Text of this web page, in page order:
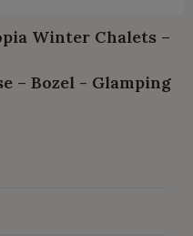
Winter Chalets –
– Bozel - Glamping